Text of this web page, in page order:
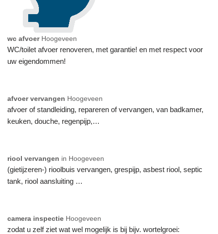
wc afvoer Hoogeveen
WC/toilet afvoer renoveren, met garantie! en met respect voor
uw eigendommen!
afvoer vervangen Hoogeveen
afvoer of standleiding, repareren of vervangen, van badkamer,
keuken, douche, regenpijp,…
riool vervangen in Hoogeveen
(gietijzeren-) rioolbuis vervangen, grespijp, asbest riool, septic
tank, riool aansluiting …
camera inspectie Hoogeveen
zodat u zelf ziet wat wel mogelijk is bij bijv. wortelgroei: